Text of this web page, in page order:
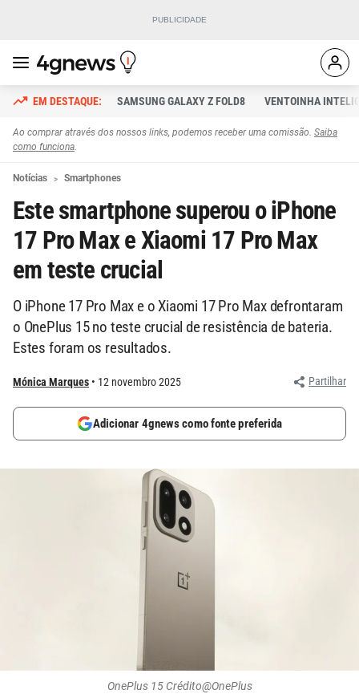
SAMSUNG GALAXY Z FOLD8 VENTOINHA
Ao comprar através dos nossos links, podemos receber uma comissão. Saiba
como funciona.
Notícias Smartphones
Este smartphone superou o iPhone
17 Pro Max e Xiaomi 17 Pro Max
em teste crucial
O iPhone 17 Pro Max e o Xiaomi 17 Pro Max defrontaram
o OnePlus 15 no teste crucial de resistência de bateria.
Estes foram os resultados.
Mónica Marques 12 novembro 2025 Partilhar
Adicionar 4gnews como fonte preferida
OnePlus 15 Crédito@OnePlus